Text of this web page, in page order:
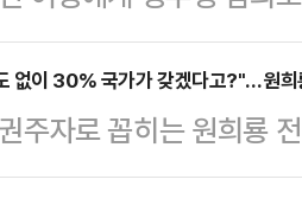
…
르면 국방부 고위 관
국방장관에게 우크라
다고 판단할 때까지 우
밝혔다. 다만 …
을 받았다. 이후 남성
반장'에 따르면 두 자녀
내왔다.2023년 10월
다치는 일이 있었고, 이
없이 30% 국가가 갖겠다고?"…원희
주자로 꼽히는 원희룡
한국판 엔비디아 지분